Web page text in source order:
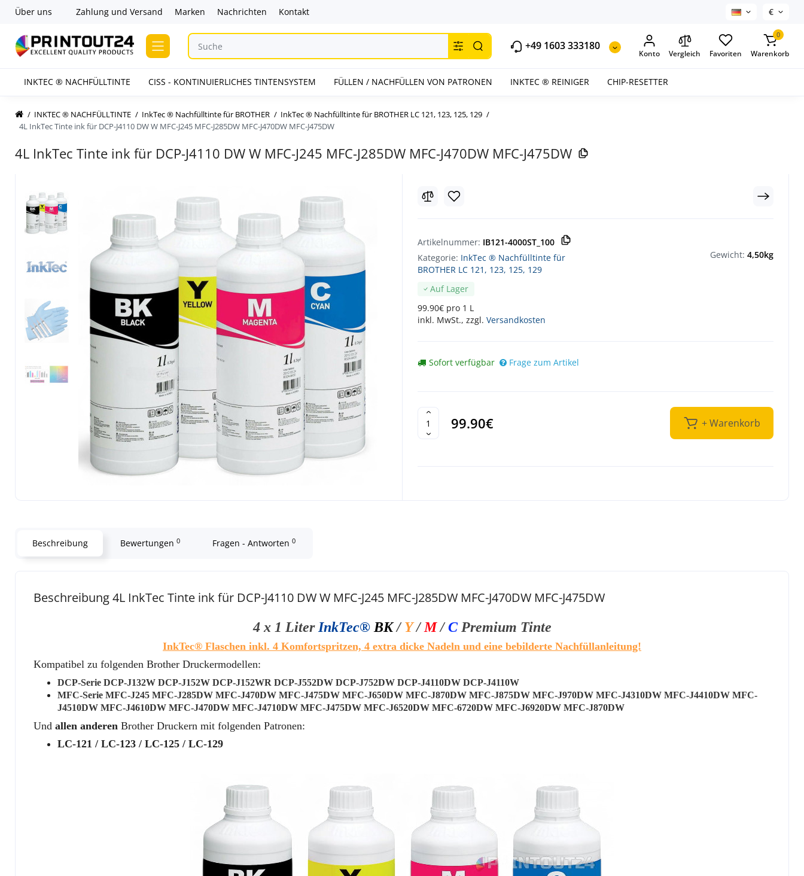
Über uns Zahlung und Versand Marken Nachrichten Kontakt €
+49 1603 333180
Konto Vergleich Favoriten
0
Warenkorb
INKTEC ® NACHFÜLLTINTE CISS - KONTINUIERLICHES TINTENSYSTEM FÜLLEN / NACHFÜLLEN VON PATRONEN INKTEC ® REINIGER CHIP-RESETTER
INKTEC ® NACHFÜLLTINTE InkTec ® Nachfülltinte für BROTHER
InkTec ® Nachfülltinte für BROTHER LC 121, 123, 125, 129
4L InkTec Tinte ink für DCP-J4110 DW W MFC-J245 MFC-J285DW MFC-J470DW MFC-J475DW
4L InkTec Tinte ink für DCP-J4110 DW W MFC-J245 MFC-J285DW MFC-J470DW MFC-J475DW
Artikelnummer: IB121-4000ST_100
Kategorie: InkTec ® Nachfülltinte für
BROTHER LC 121, 123, 125, 129
Auf Lager
99.90€ pro 1 L
inkl. MwSt., zzgl. Versandkosten
Gewicht: 4,50kg
Sofort verfügbar Frage zum Artikel
99.90€ + Warenkorb
Beschreibung Bewertungen 0 Fragen - Antworten 0
Beschreibung 4L InkTec Tinte ink für DCP-J4110 DW W MFC-J245 MFC-J285DW MFC-J470DW MFC-J475DW
4 x 1 Liter InkTec® BK/Y/M/C Premium Tinte
InkTec® Flaschen inkl. 4 Komfortspritzen, 4 extra dicke Nadeln und eine bebilderte Nachfüllanleitung!
Kompatibel zu folgenden Brother Druckermodellen:
DCP-Serie DCP-J132W DCP-J152W DCP-J152WR DCP-J552DW DCP-J752DW DCP-J4110DW DCP-J4110W
MFC-Serie MFC-J245 MFC-J285DW MFC-J470DW MFC-J475DW MFC-J650DW MFC-J870DW MFC-J875DW MFC-J970DW MFC-J4310DW MFC-J4410DW MFC-
J4510DW MFC-J4610DW MFC-J470DW MFC-J4710DW MFC-J475DW MFC-J6520DW MFC-6720DW MFC-J6920DW MFC-J870DW
Und allen anderen Brother Druckern mit folgenden Patronen:
LC-121 / LC-123 / LC-125 / LC-129